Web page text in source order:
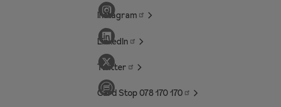
Instagram
LinkedIn
Twitter
Card Stop 078 170170